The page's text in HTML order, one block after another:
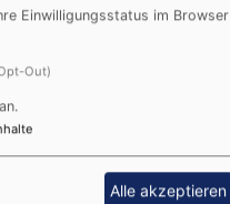
wieder zu
- bringen Sie gerne
mit! Wir
Einwilligungsstatus im Browser
Out)
Alle akzeptieren